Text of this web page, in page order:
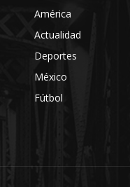
América
Actualidad
Deportes
México
Fútbol